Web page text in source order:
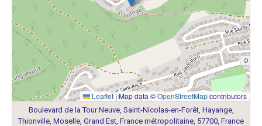
Leaflet|Map data ©OpenStreetMapcontributors
Boulevard de la Tour Neuve, Saint-Nicolas-en-Forêt, Hayange,
Thionville, Moselle, Grand Est, France métropolitaine, 57700, France